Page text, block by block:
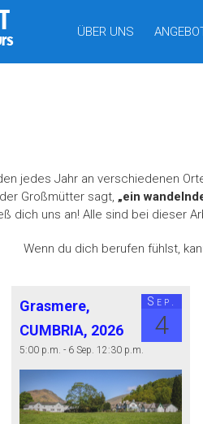
ÜBER UNS
jedes Jahr an verschiedenen
Großmütter sagt, „ein
dich uns an! Alle sind bei dieser
Wenn du dich berufen fühlst,
Sep.
4
Grasmere,
CUMBRIA, 2026
5:00 p.m. - 6 Sep. 12:30 p.m.